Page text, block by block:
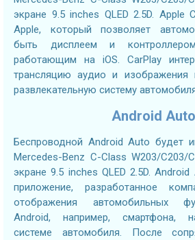
экране 9.5 inches QLED 2.5D. Apple
Apple, который позволяет
быть дисплеем и
работающим на iOS. CarPlay
трансляцию аудио и изображения
развлекательную систему
Android Auto
Беспроводной Android Auto будет
Mercedes-Benz C-Class W203/C203/
экране 9.5 inches QLED 2.5D.
приложение, разработанное
отображения автомобильных
Android, например, смартфона,
системе автомобиля. После